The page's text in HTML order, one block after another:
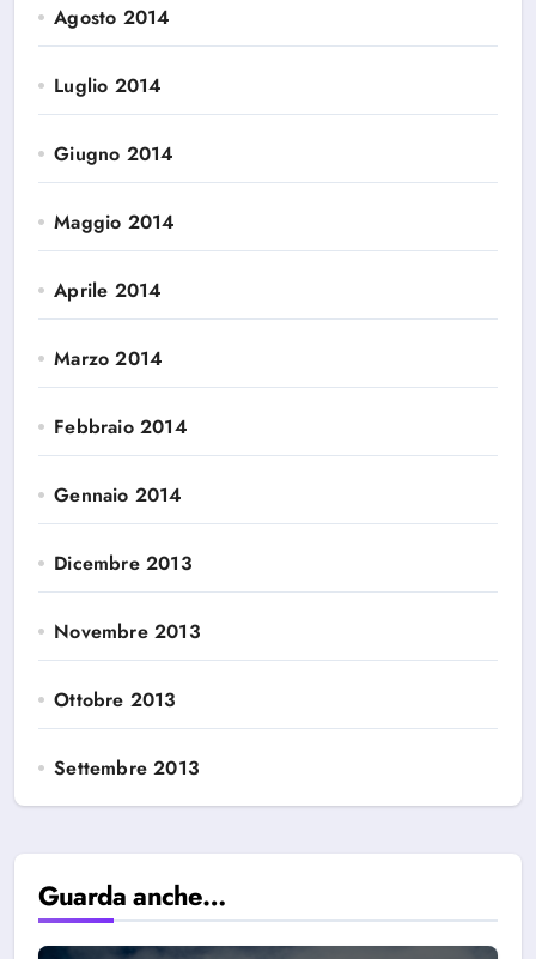
Agosto 2014
Luglio 2014
Giugno 2014
Maggio 2014
Aprile 2014
Marzo 2014
Febbraio 2014
Gennaio 2014
Dicembre 2013
Novembre 2013
Ottobre 2013
Settembre 2013
Guarda anche…